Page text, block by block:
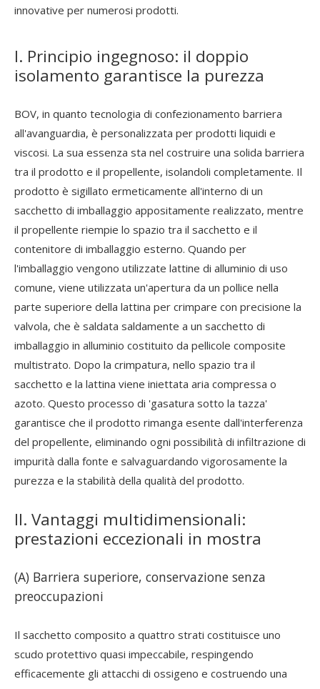
innovative per numerosi prodotti.
I. Principio ingegnoso: il doppio
isolamento garantisce la purezza
BOV, in quanto tecnologia di confezionamento barriera
all'avanguardia, è personalizzata per prodotti liquidi e
viscosi. La sua essenza sta nel costruire una solida barriera
tra il prodotto e il propellente, isolandoli completamente. Il
prodotto è sigillato ermeticamente all'interno di un
sacchetto di imballaggio appositamente realizzato, mentre
il propellente riempie lo spazio tra il sacchetto e il
contenitore di imballaggio esterno. Quando per
l'imballaggio vengono utilizzate lattine di alluminio di uso
comune, viene utilizzata un'apertura da un pollice nella
parte superiore della lattina per crimpare con precisione la
valvola, che è saldata saldamente a un sacchetto di
imballaggio in alluminio costituito da pellicole composite
multistrato. Dopo la crimpatura, nello spazio tra il
sacchetto e la lattina viene iniettata aria compressa o
azoto. Questo processo di 'gasatura sotto la tazza'
garantisce che il prodotto rimanga esente dall'interferenza
del propellente, eliminando ogni possibilità di infiltrazione di
impurità dalla fonte e salvaguardando vigorosamente la
purezza e la stabilità della qualità del prodotto.
II. Vantaggi multidimensionali:
prestazioni eccezionali in mostra
(A) Barriera superiore, conservazione senza
preoccupazioni
Il sacchetto composito a quattro strati costituisce uno
scudo protettivo quasi impeccabile, respingendo
efficacemente gli attacchi di ossigeno e costruendo una